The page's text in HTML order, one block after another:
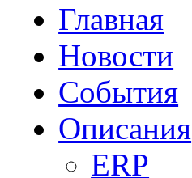
Главная
Новости
События
Описания
ERP